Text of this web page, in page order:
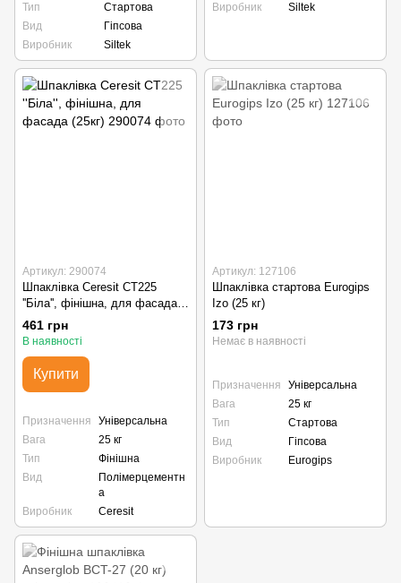
Тип
Стартова
Вид
Гіпсова
Виробник
Siltek
Виробник
Siltek
Артикул: 290074
Шпаклівка Ceresit CT225
''Біла'', фінішна, для фасада
(25кг)
461 грн
В наявності
Купити
Призначення
Універсальна
Вага
25 кг
Тип
Фінішна
Вид
Полімерцементн
а
Виробник
Ceresit
Артикул: 127106
Шпаклівка стартова Eurogips
Izo (25 кг)
173 грн
Немає в наявності
Призначення
Універсальна
Вага
25 кг
Тип
Стартова
Вид
Гіпсова
Виробник
Eurogips